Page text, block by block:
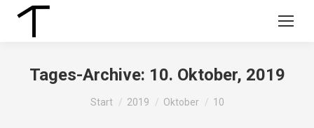
Tages-Archive: 10. Oktober, 2019
Sie befinden sich hier:
Start 2019 Oktober 10